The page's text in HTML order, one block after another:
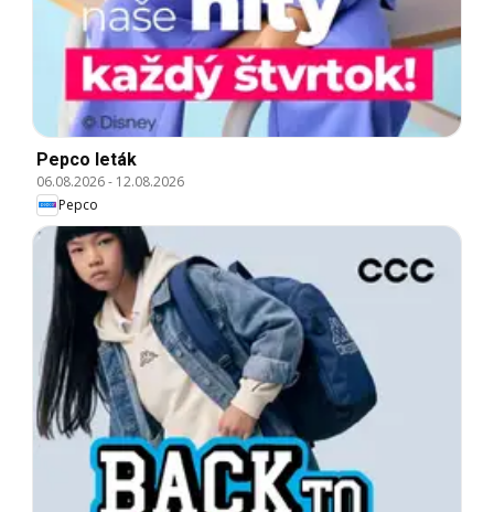
Pepco leták
06.08.2026- 12.08.2026
Pepco